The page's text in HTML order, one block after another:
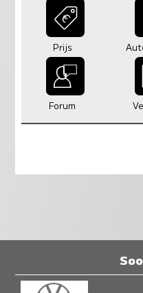
Prijs
Forum